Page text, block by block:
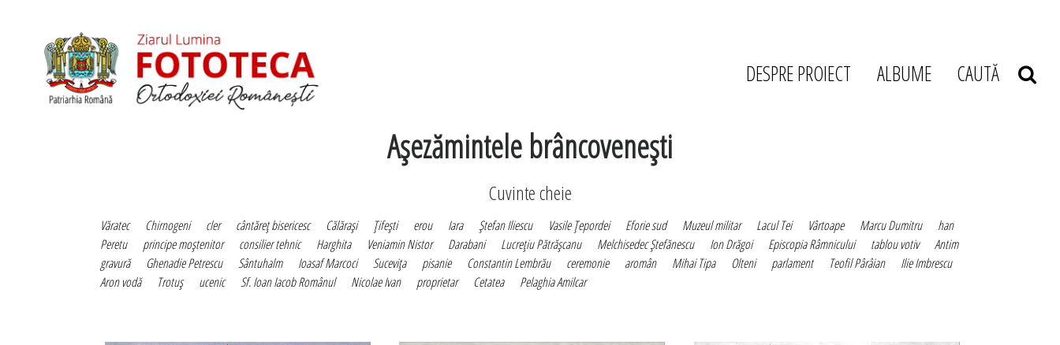
DESPRE PROIECT ALBUME CAUTĂ
Aşezămintele brâncoveneşti
Cuvinte cheie
Văratec Chirnogeni cler cântăreţ bisericesc Călăraşi Ţifeşti erou Iara Ştefan Iliescu Vasile Ţepordei Eforie sud Muzeul militar Lacul Tei Vârtoape Marcu Dumitru
han
Peretu
principe moştenitor consilier tehnic Harghita Veniamin Nistor Darabani Lucreţiu Pătrăşcanu Melchisedec Ştefănescu Ion Drăgoi Episcopia Râmnicului tablou votiv
Antim
gravură
Ghenadie Petrescu Sântuhalm Ioasaf Marcoci Suceviţa pisanie Constantin Lembrău ceremonie aromân Mihai Tipa Olteni parlament Teofil Pârâian
Ilie Imbrescu
Aron vodă
Trotuş ucenic Sf. Ioan Iacob Românul Nicolae Ivan proprietar Cetatea Pelaghia Amilcar